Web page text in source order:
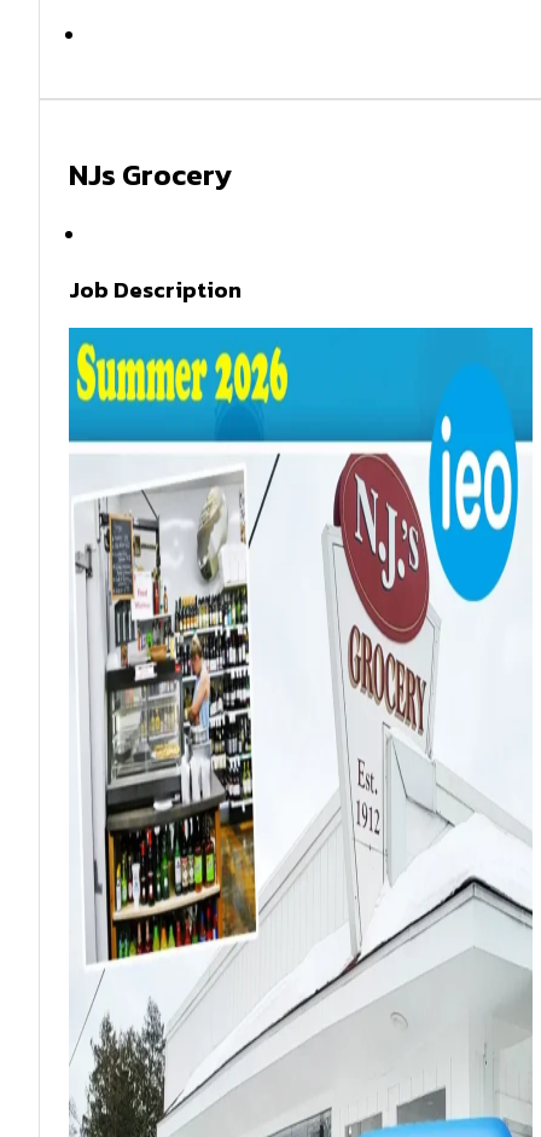
NJs Grocery
Job Description